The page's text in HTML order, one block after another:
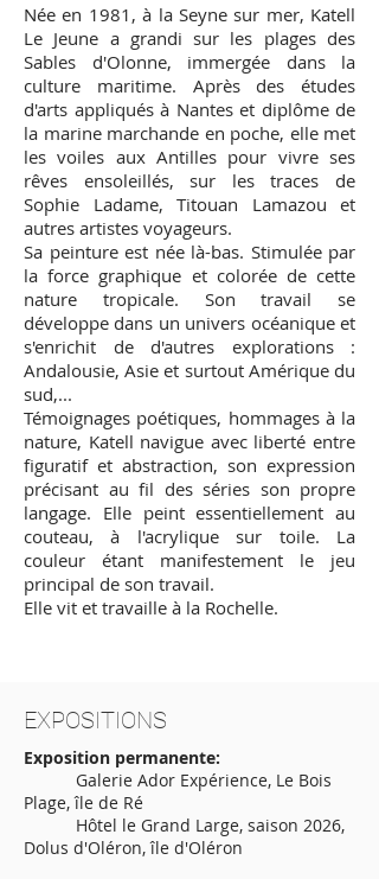
Née en 1981, à la Seyne sur mer, Katell
Le Jeune a grandi sur les plages des
Sables d'Olonne, immergée dans la
culture maritime. Après des études
d'arts appliqués à Nantes et diplôme de
la marine marchande en poche, elle met
les voiles aux Antilles pour vivre ses
rêves ensoleillés, sur les traces de
Sophie Ladame, Titouan Lamazou et
autres artistes voyageurs.
​Sa peinture est née là-bas. Stimulée par
la force graphique et colorée de cette
nature tropicale. Son travail se
développe dans un univers océanique et
s'enrichit de d'autres explorations :
Andalousie, Asie et surtout Amérique du
sud,...
​Témoignages poétiques, hommages à la
nature, Katell navigue avec liberté entre
figuratif et abstraction, son expression
précisant au fil des séries son propre
langage. Elle peint essentiellement au
couteau, à l'acrylique sur toile. La
couleur étant manifestement le jeu
principal de son travail.
Elle vit et travaille à la Rochelle.
EXPOSITIONS
Exposition permanente:
Galerie Ador Expérience, Le Bois
Plage, île de Ré
​ Hôtel le Grand Large, saison 2026,
Dolus d'Oléron, île d'Oléron